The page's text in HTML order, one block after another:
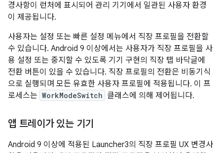
경사항이 런처에 표시되어 관리 기기에서 일관된 사용자 환경
이 제공됩니다.
사용자는 설정 또는 빠른 설정 메뉴에서 직장 프로필을 전환할
수 있습니다. Android 9 이상에서는 사용자가 직장 프로필을 사
용 설정 또는 중지할 수 있도록 기기 구현의 직장 탭 바닥글에
전환 버튼이 있을 수 있습니다. 직장 프로필의 전환은 비동기식
으로 실행되며 모든 유효한 사용자 프로필에 적용됩니다. 이 프
로세스는 WorkModeSwitch 클래스에 의해 제어됩니다.
앱 트레이가 있는 기기
Android 9 이상에 적용된 Launcher3의 직장 프로필 UX 변경사